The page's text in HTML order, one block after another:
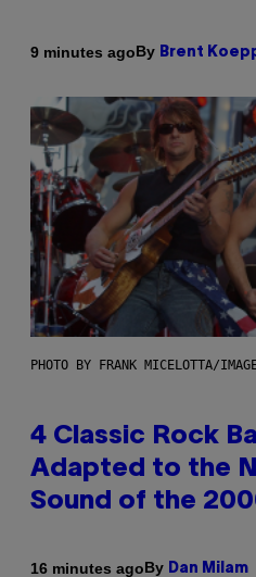
9 minutes agoBy Brent
PHOTO BY FRANK MICELOTTA/
4 Classic Rock
Adapted to the
Sound of the
16 minutes agoBy Dan Milam